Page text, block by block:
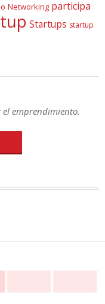
Networking participa
Startups startup
el emprendimiento.